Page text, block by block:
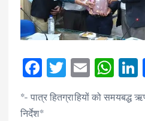
F
ac
e
T
w
it
E
m
ai
W
at
*- पात्र हितग्राहियों को समयबद्ध
निर्देश*